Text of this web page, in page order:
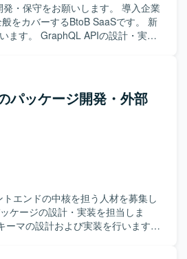
・保守をお願いします。 導入企業
をカバーするBtoB SaaSです。 新
ます。 GraphQL APIの設計・実装
5.1 / Apollo Client (GraphQL) デ
フラ : AWS (ECS) バージョン管
Meet, Notion を利用していま
パッケージ開発・外部
エンドの中核を担う人材を募集し
ーマの設計および実装を行います。